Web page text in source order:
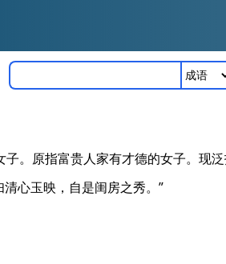
。原指富贵人家有才德的女子。现泛
心玉映，自是闺房之秀。”